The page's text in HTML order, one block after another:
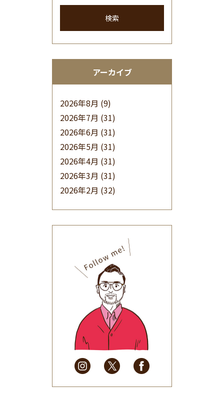
検索
アーカイブ
2026年8月 (9)
2026年7月 (31)
2026年6月 (31)
2026年5月 (31)
2026年4月 (31)
2026年3月 (31)
2026年2月 (32)
(32)
2025年9月(30)
2025年8月(31)
2025年7月(37)
2025年6月(48)
2025年5月
(41)
2025年4月
(32)
2025年3月(31)
2025年2月
(28)